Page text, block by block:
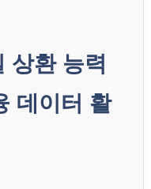
상환 능력
데이터 활